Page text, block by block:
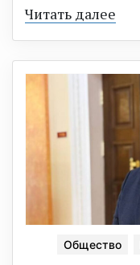
Читать далее
Общество